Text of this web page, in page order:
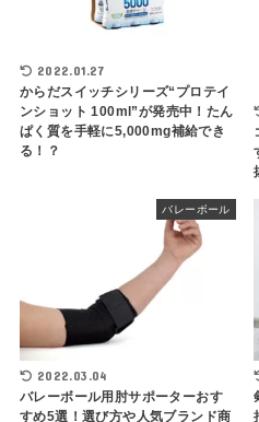
2022.01.27
からだスイッチシリーズ“プロテイ
ンショット 100ml”が発売中！たん
ぱく質を手軽に5,000mg補給でき
る！？
バレーボール
2022.03.04
バレーボール用肘サポーターおす
すめ5選！選び方や人気ブランド商